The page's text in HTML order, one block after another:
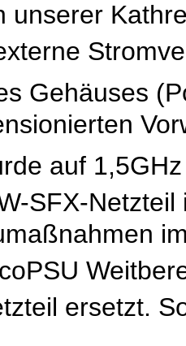
unserer
Gehäuses
auf
SFX-
ersetzt.